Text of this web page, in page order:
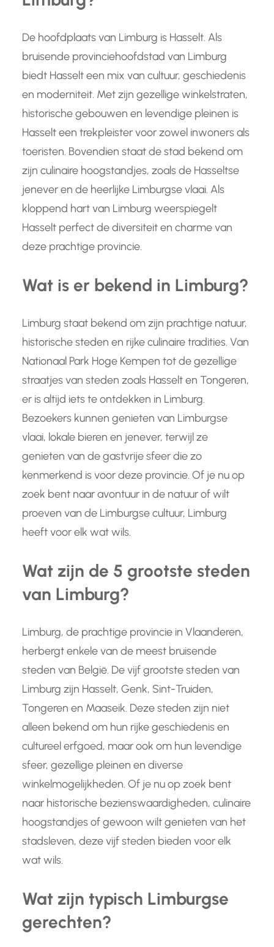
De hoofdplaats van Limburg is Hasselt. Als
bruisende provinciehoofdstad van Limburg
biedt Hasselt een mix van cultuur, geschiedenis
en moderniteit. Met zijn gezellige winkelstraten,
historische gebouwen en levendige pleinen is
Hasselt een trekpleister voor zowel inwoners als
toeristen. Bovendien staat de stad bekend om
zijn culinaire hoogstandjes, zoals de Hasseltse
jenever en de heerlijke Limburgse vlaai. Als
kloppend hart van Limburg weerspiegelt
Hasselt perfect de diversiteit en charme van
deze prachtige provincie.
Wat is er bekend in Limburg?
Limburg staat bekend om zijn prachtige natuur,
historische steden en rijke culinaire tradities. Van
Nationaal Park Hoge Kempen tot de gezellige
straatjes van steden zoals Hasselt en Tongeren,
er is altijd iets te ontdekken in Limburg.
Bezoekers kunnen genieten van Limburgse
vlaai, lokale bieren en jenever, terwijl ze
genieten van de gastvrije sfeer die zo
kenmerkend is voor deze provincie. Of je nu op
zoek bent naar avontuur in de natuur of wilt
proeven van de Limburgse cultuur, Limburg
heeft voor elk wat wils.
Wat zijn de 5 grootste steden
van Limburg?
Limburg, de prachtige provincie in Vlaanderen,
herbergt enkele van de meest bruisende
steden van België. De vijf grootste steden van
Limburg zijn Hasselt, Genk, Sint-Truiden,
Tongeren en Maaseik. Deze steden zijn niet
alleen bekend om hun rijke geschiedenis en
cultureel erfgoed, maar ook om hun levendige
sfeer, gezellige pleinen en diverse
winkelmogelijkheden. Of je nu op zoek bent
naar historische bezienswaardigheden, culinaire
hoogstandjes of gewoon wilt genieten van het
stadsleven, deze vijf steden bieden voor elk
wat wils.
Wat zijn typisch Limburgse
gerechten?